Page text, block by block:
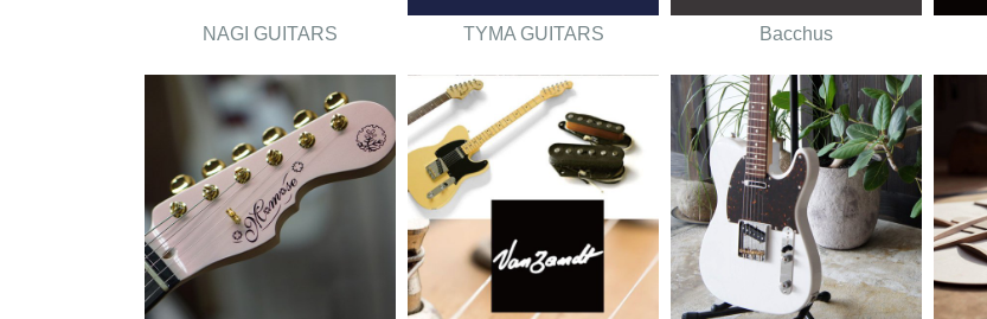
NAGI GUITARS TYMA GUITARS Bacchus